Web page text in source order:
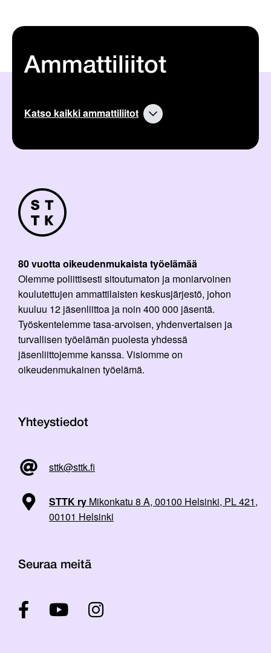
Ammattiliitot
Katso kaikki ammattiliitot
80 vuotta oikeudenmukaista työelämää
Olemme poliittisesti sitoutumaton ja moniarvoinen
koulutettujen ammattilaisten keskusjärjestö, johon
kuuluu 12 jäsenliittoa ja noin 400 000 jäsentä.
Työskentelemme tasa-arvoisen, yhdenvertaisen ja
turvallisen työelämän puolesta yhdessä
jäsenliittojemme kanssa. Visiomme on
oikeudenmukainen työelämä.
Yhteystiedot
sttk@sttk.fi
STTK ry Mikonkatu 8 A, 00100 Helsinki, PL 421,
00101 Helsinki
Seuraa meitä